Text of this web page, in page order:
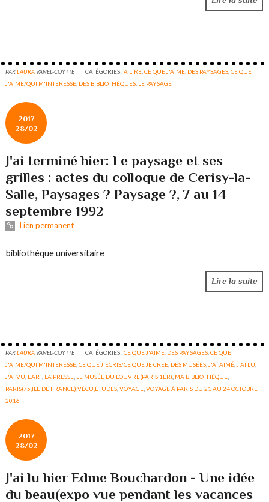
PARLAURAVANEL-COYTTE CATÉGORIES :A LIRE ,CE QUE J'AIME. DES PAYSAGES ,CE QUE
J'AIME/QUI M'INTERESSE DES BIBLIOTHÈQUES LE PAYSAGE
2017
28/02
J'ai terminé hier: Le paysage et ses
grilles : actes du colloque de Cerisy-la-
Salle, Paysages ? Paysage ?, 7 au 14
septembre 1992
Lien permanent
bibliothèque universitaire
Lire la suite
PARLAURAVANEL-COYTTE CATÉGORIES :CE QUE J'AIME. DES PAYSAGES ,CE QUE
J'AIME/QUI M'INTERESSE ,CE QUE J'ECRIS/CE QUE JE CREE DES MUSÉES J'AI AIMÉ J'AI LU
J'AI VU L'ART, LA PRESSE LE MUSÉE DU LOUVRE(PARIS 1ER) MA BIBLIOTHÈQUE
PARIS(75,ILE DE FRANCE):VÉCU,ÉTUDES ,VOYAGE ,VOYAGE À PARIS DU 21 AU 24 OCTOBRE
2016
2017
28/02
J'ai lu hier Edme Bouchardon - Une idée
du beau(expo vue pendant les vacances